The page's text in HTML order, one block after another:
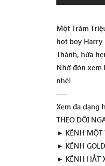
Một Trăm
hot boy Harry
Thành, hứa
Nhớ đón xem
nhé!
—–
Xem đa dạng
THEO DÕI
► KÊNH MỘT
► KÊNH
► KÊNH HẮT